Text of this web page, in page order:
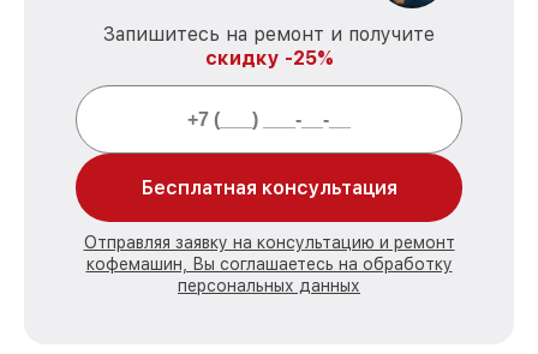
Запишитесь на ремонт и получите
скидку -25%
Бесплатная консультация
Отправляя заявку на консультацию и ремонт
кофемашин, Вы соглашаетесь на обработку
персональных данных